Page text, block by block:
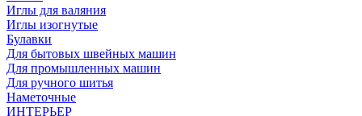
Иглы для валяния
Иглы изогнутые
Булавки
Для бытовых швейных машин
Для промышленных машин
Для ручного шитья
Наметочные
ИНТЕРЬЕР